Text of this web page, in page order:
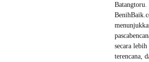
Batangtoru.
secara lebih
terencana,